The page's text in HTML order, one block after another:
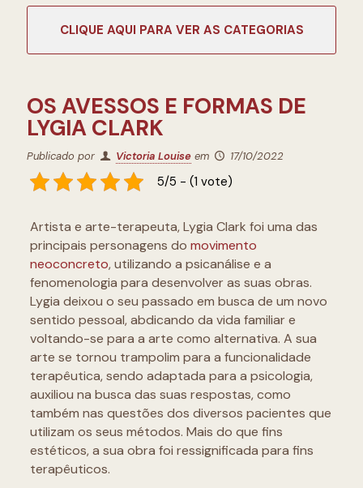
OS AVESSOS E FORMAS DE
LYGIA CLARK
Publicado por Victoria Louise em 17/10/2022
5/5 - (1 vote)
Artista e arte-terapeuta, Lygia Clark foi uma das
principais personagens do movimento
neoconcreto, utilizando a psicanálise e a
fenomenologia para desenvolver as suas obras.
Lygia deixou o seu passado em busca de um novo
sentido pessoal, abdicando da vida familiar e
voltando-se para a arte como alternativa. A sua
arte se tornou trampolim para a funcionalidade
terapêutica, sendo adaptada para a psicologia,
auxiliou na busca das suas respostas, como
também nas questões dos diversos pacientes que
utilizam os seus métodos. Mais do que fins
estéticos, a sua obra foi ressignificada para fins
terapêuticos.
CATEGORIAS